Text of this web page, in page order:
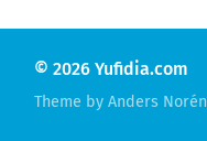
© 2026Yufidia.com
Theme byAnders Norén